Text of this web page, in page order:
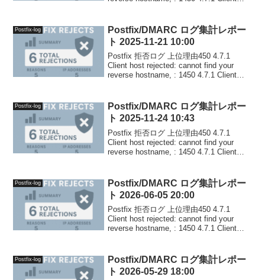
Postfix-log
Postfix/DMARC ログ集計レポー
ト 2025-11-21 10:00
Postfix 拒否ログ 上位理由450 4.7.1
Client host rejected: cannot find your
reverse hostname, : 1450 4.7.1 Client
Postfix-log
Postfix/DMARC ログ集計レポー
ト 2025-11-24 10:43
Postfix 拒否ログ 上位理由450 4.7.1
Client host rejected: cannot find your
reverse hostname, : 1450 4.7.1 Client
Postfix-log
Postfix/DMARC ログ集計レポー
ト 2026-06-05 20:00
Postfix 拒否ログ 上位理由450 4.7.1
Client host rejected: cannot find your
reverse hostname, : 1450 4.7.1 Client
Postfix-log
Postfix/DMARC ログ集計レポー
ト 2026-05-29 18:00